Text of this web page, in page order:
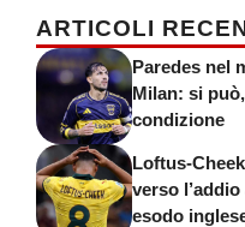
ARTICOLI
Paredes nel
Milan: si
condizione
Loftus-
verso
esodo